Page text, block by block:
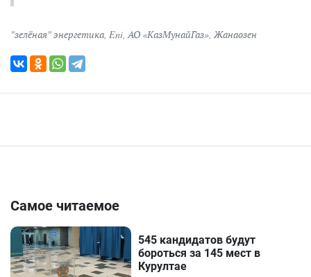
"зелёная" энергетика, Eni,АО «КазМунайГаз»,Жанаозен
Самое читаемое
545 кандидатов будут
бороться за 145 мест в
Курултае